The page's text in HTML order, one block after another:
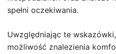
spełni oczekiwania.
Uwzględniając te
możliwość znalezienia